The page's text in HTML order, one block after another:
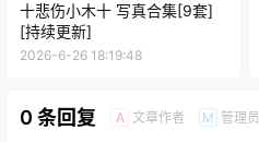
十悲伤小木十 写真合集[9套]
[持续更新]
2026-6-26 18:19:48
0 条回复 A 文章作者 M 管理员